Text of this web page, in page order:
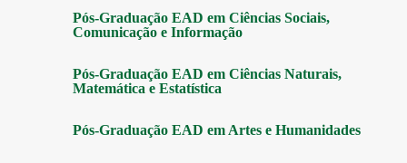
Pós-Graduação EAD em Ciências Sociais,
Comunicação e Informação
Pós-Graduação EAD em Ciências Naturais,
Matemática e Estatística
Pós-Graduação EAD em Artes e Humanidades